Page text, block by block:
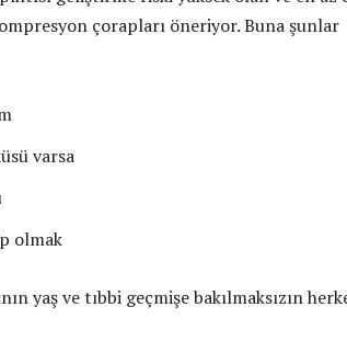
çorapları öneriyor. Buna şunlar
varsa
olmak
yaş ve tıbbi geçmişe bakılmaksızın